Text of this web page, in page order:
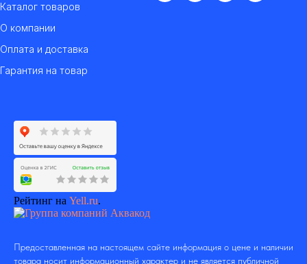
Каталог товаров
О компании
Оплата и доставка
Гарантия на товар
Рейтинг на Yell.ru.
Предоставленная на настоящем сайте информация о цене и наличии
товара носит информационный характер и не является публичной